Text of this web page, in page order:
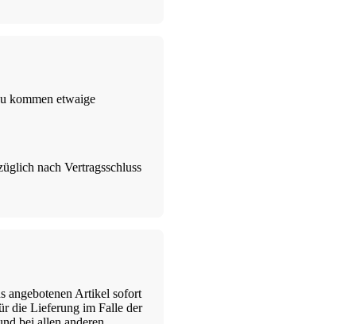
kommen etwaige
nach Vertragsschluss
angebotenen Artikel sofort
die Lieferung im Falle der